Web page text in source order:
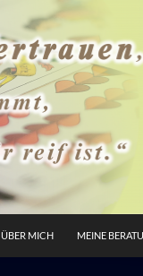
ÜBER MICH MEINE